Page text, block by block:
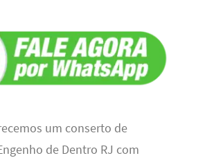
um conserto de
de Dentro RJ com